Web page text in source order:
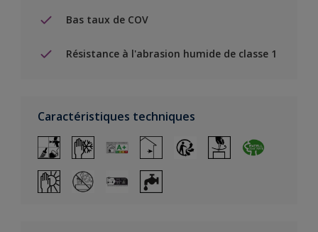
Bas taux de COV
Résistance à l'abrasion humide de classe 1
Caractéristiques techniques